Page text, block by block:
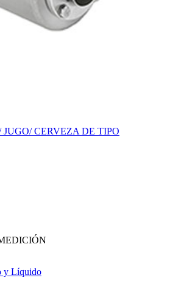
CERVEZA DE TIPO
y Líquido